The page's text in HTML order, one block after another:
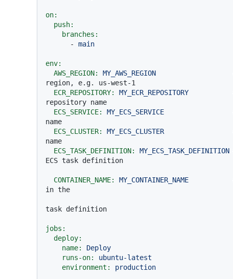
on:
push:
branches:
-
main
env:
AWS_REGION:
MY_AWS_REGION
region, e.g. us-west-1
ECR_REPOSITORY:
MY_ECR_REPOSITORY
repository name
ECS_SERVICE:
MY_ECS_SERVICE
name
ECS_CLUSTER:
MY_ECS_CLUSTER
name
ECS_TASK_DEFINITION:
MY_ECS_TASK_DEFINITION
ECS task definition
CONTAINER_NAME:
MY_CONTAINER_NAME
in the
task definition
jobs:
deploy:
name:
Deploy
runs-on:
ubuntu-latest
environment:
production